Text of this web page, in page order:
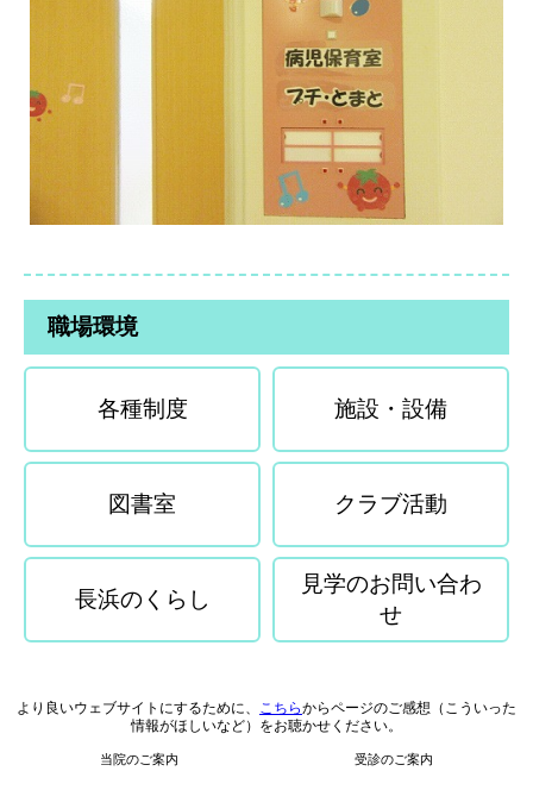
職場環境
各種制度 施設・設備
図書室 クラブ活動
長浜のくらし
見学のお問い合わ
せ
より良いウェブサイトにするために、 こちらからページのご感想（こういった
情報がほしいなど）をお聴かせください。
当院のご案内 受診のご案内